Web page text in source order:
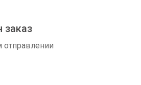
заказ